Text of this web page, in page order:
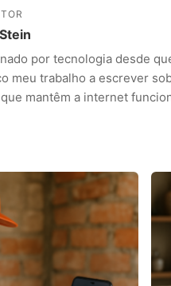
por tecnologia desde
meu trabalho a escrever
mantêm a internet